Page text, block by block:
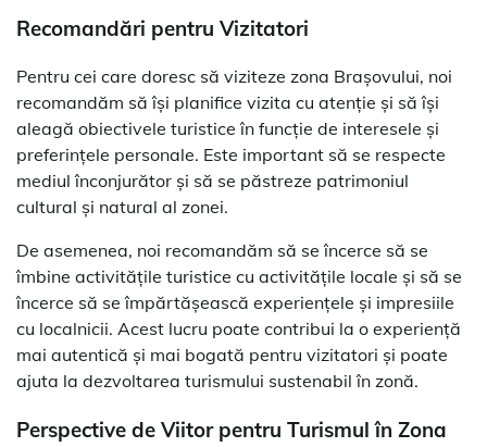
Recomandări pentru Vizitatori
Pentru cei care doresc să viziteze zona Brașovului, noi
recomandăm să își planifice vizita cu atenție și să își
aleagă obiectivele turistice în funcție de interesele și
preferințele personale. Este important să se respecte
mediul înconjurător și să se păstreze patrimoniul
cultural și natural al zonei.
De asemenea, noi recomandăm să se încerce să se
îmbine activitățile turistice cu activitățile locale și să se
încerce să se împărtășească experiențele și impresiile
cu localnicii. Acest lucru poate contribui la o experiență
mai autentică și mai bogată pentru vizitatori și poate
ajuta la dezvoltarea turismului sustenabil în zonă.
Perspective de Viitor pentru Turismul în Zona